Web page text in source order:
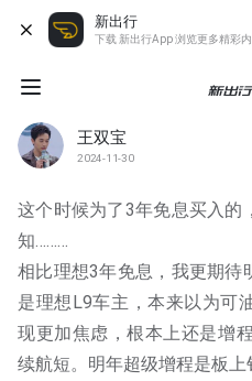
新出行
下载 新出行App 浏览更多精彩
王双宝
2024-11-30
这个时候为了3年免息买入的
知………
相比理想3年免息，我更期待
是理想L9车主，本来以为可
现更加焦虑，根本上还是增
续航短。明年超级增程是板